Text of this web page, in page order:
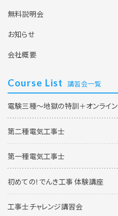
無料説明会
お知らせ
会社概要
Course List 講習会一覧
電験三種～地獄の特訓＋オンライン
第二種電気工事士
第一種電気工事士
初めての！でんき工事 体験講座
工事士チャレンジ講習会